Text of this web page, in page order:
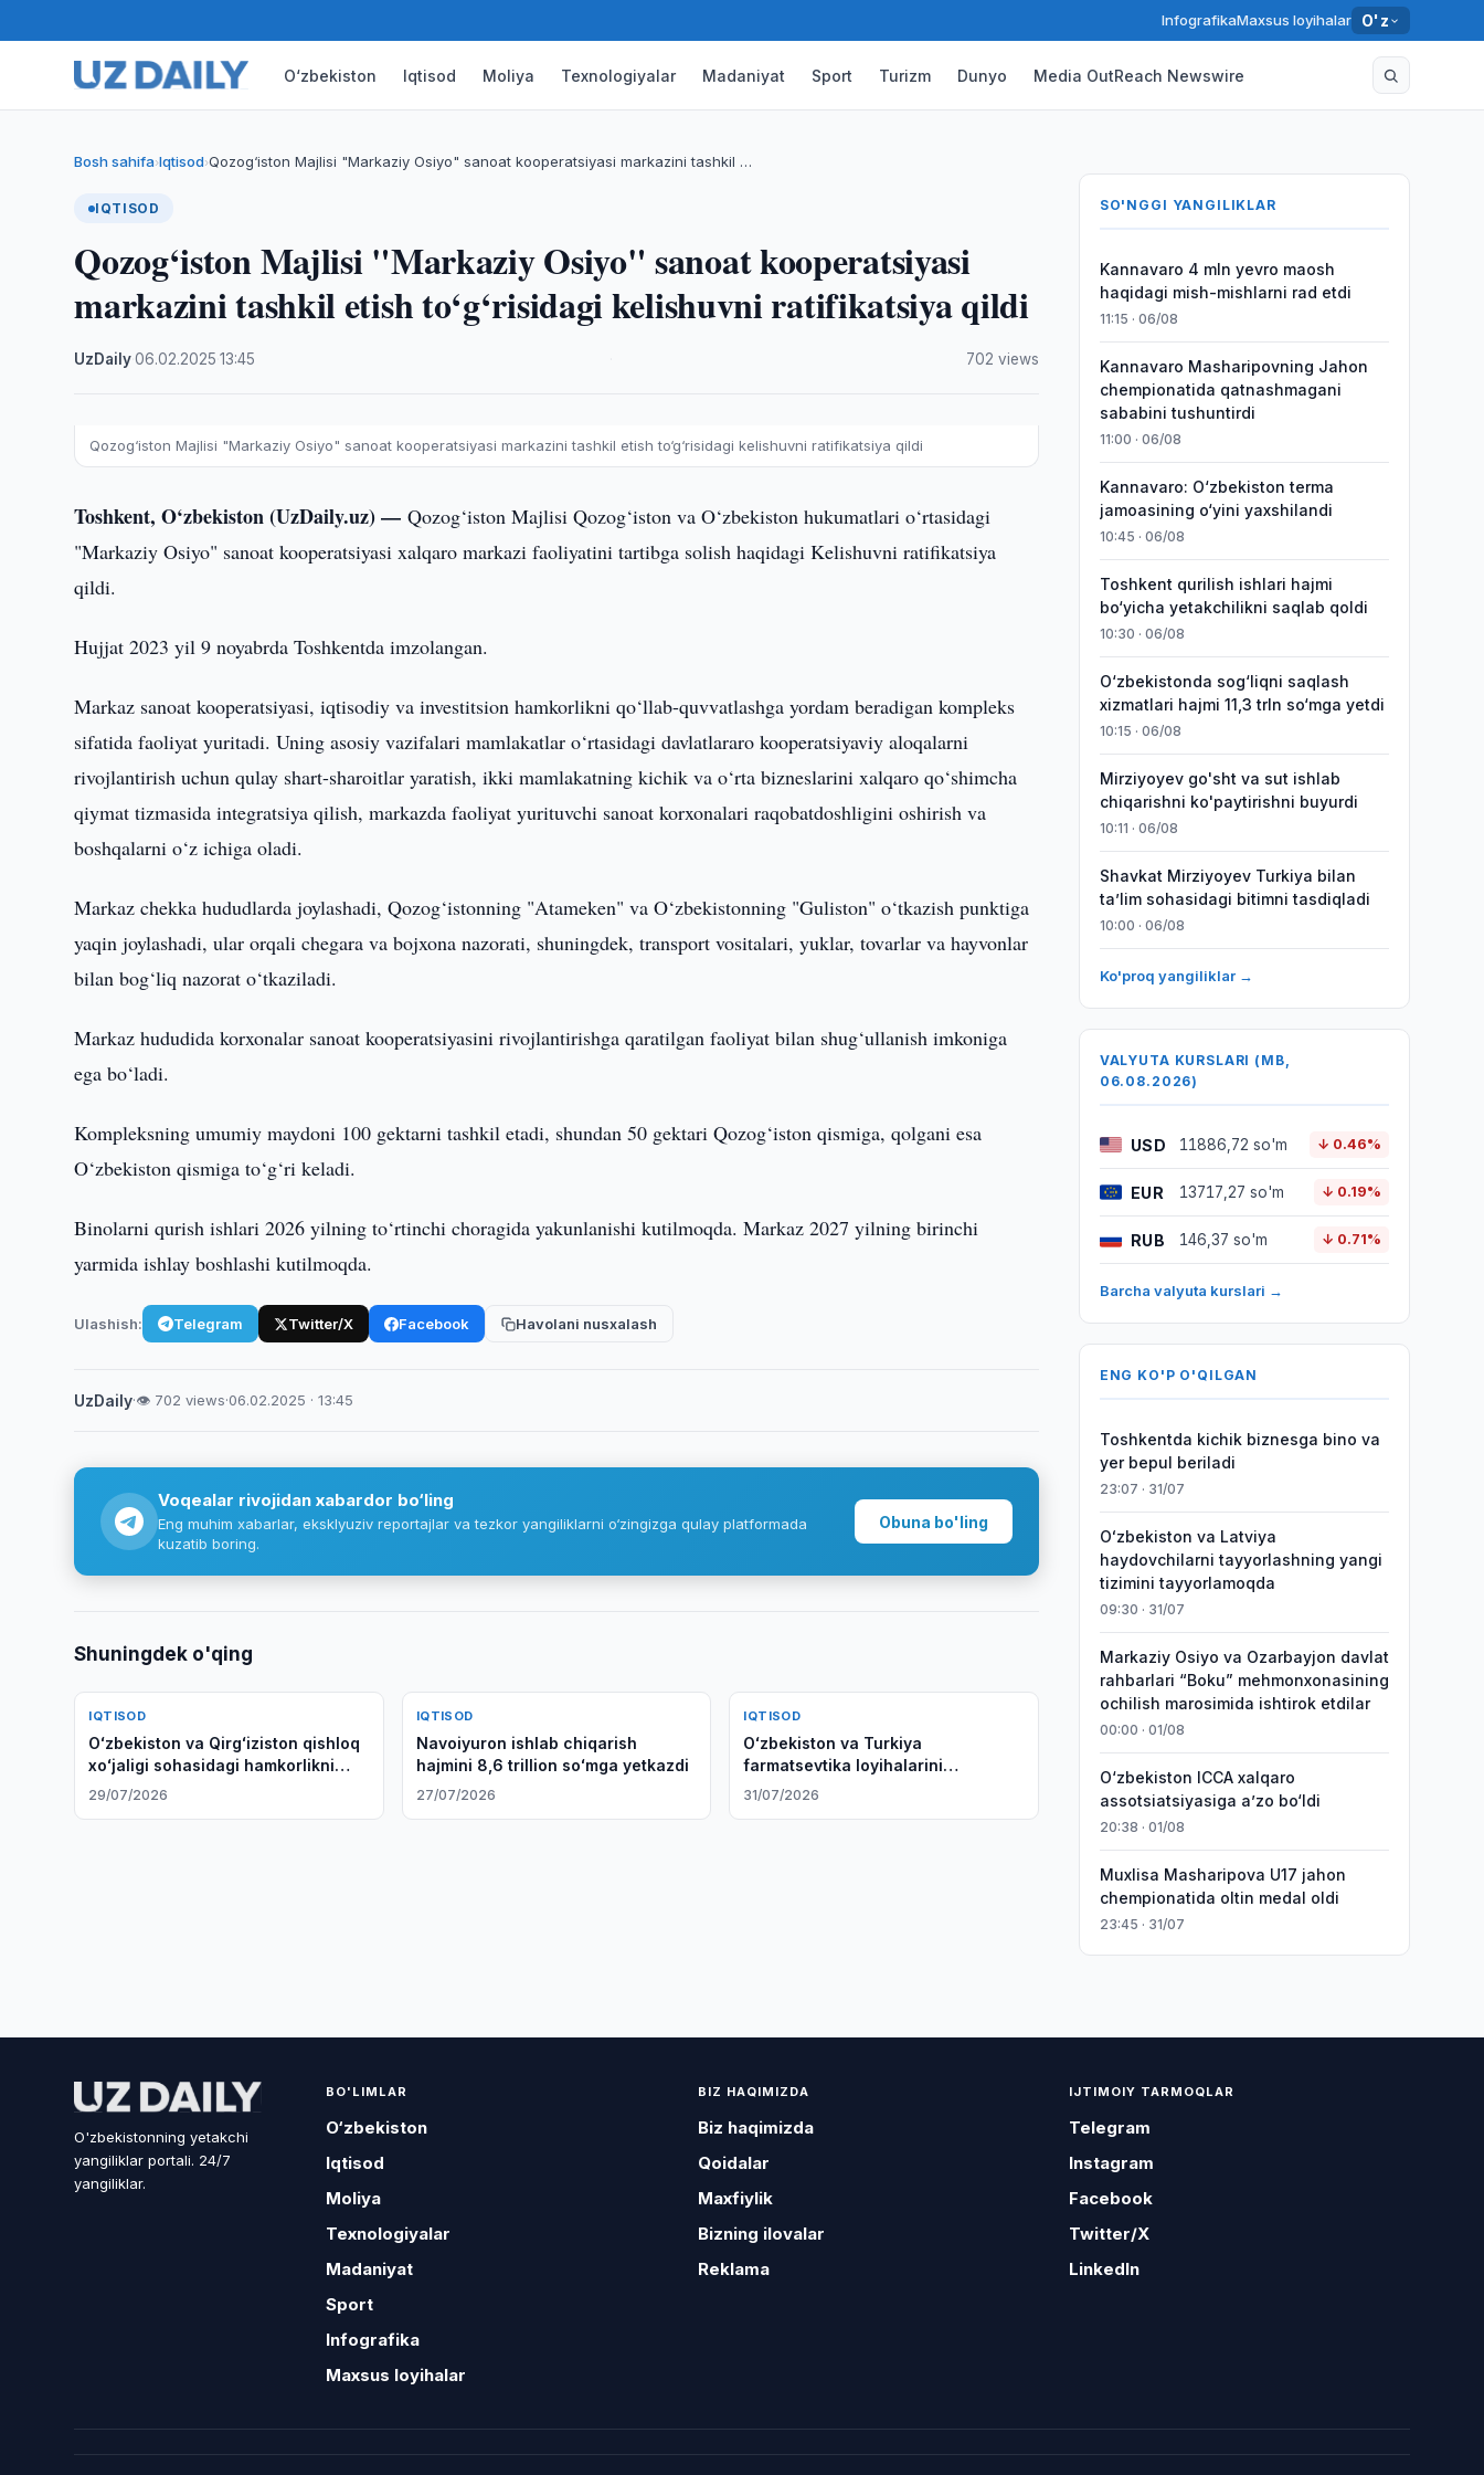
InfografikaMaxsus loyihalar O'z
O‘zbekiston Iqtisod Moliya Texnologiyalar Madaniyat Sport Turizm Dunyo Media OutReach Newswire
Bosh sahifa›Iqtisod›Qozog‘iston Majlisi "Markaziy Osiyo" sanoat kooperatsiyasi markazini tashkil …
IQTISOD
Qozog‘iston Majlisi "Markaziy Osiyo" sanoat kooperatsiyasi
markazini tashkil etish to‘g‘risidagi kelishuvni ratifikatsiya qildi
UzDaily·06.02.2025 ·13:45 702 views
Qozog‘iston Majlisi "Markaziy Osiyo" sanoat kooperatsiyasi markazini tashkil etish to‘g‘risidagi kelishuvni ratifikatsiya qildi
Toshkent, O‘zbekiston (UzDaily.uz) —Qozog‘iston Majlisi Qozog‘iston va O‘zbekiston hukumatlari o‘rtasidagi
"Markaziy Osiyo" sanoat kooperatsiyasi xalqaro markazi faoliyatini tartibga solish haqidagi Kelishuvni ratifikatsiya
qildi.
Hujjat 2023 yil 9 noyabrda Toshkentda imzolangan.
Markaz sanoat kooperatsiyasi, iqtisodiy va investitsion hamkorlikni qo‘llab-quvvatlashga yordam beradigan kompleks
sifatida faoliyat yuritadi. Uning asosiy vazifalari mamlakatlar o‘rtasidagi davlatlararo kooperatsiyaviy aloqalarni
rivojlantirish uchun qulay shart-sharoitlar yaratish, ikki mamlakatning kichik va o‘rta bizneslarini xalqaro qo‘shimcha
qiymat tizmasida integratsiya qilish, markazda faoliyat yurituvchi sanoat korxonalari raqobatdoshligini oshirish va
boshqalarni o‘z ichiga oladi.
Markaz chekka hududlarda joylashadi, Qozog‘istonning "Atameken" va O‘zbekistonning "Guliston" o‘tkazish punktiga
yaqin joylashadi, ular orqali chegara va bojxona nazorati, shuningdek, transport vositalari, yuklar, tovarlar va hayvonlar
bilan bog‘liq nazorat o‘tkaziladi.
Markaz hududida korxonalar sanoat kooperatsiyasini rivojlantirishga qaratilgan faoliyat bilan shug‘ullanish imkoniga
ega bo‘ladi.
Kompleksning umumiy maydoni 100 gektarni tashkil etadi, shundan 50 gektari Qozog‘iston qismiga, qolgani esa
O‘zbekiston qismiga to‘g‘ri keladi.
Binolarni qurish ishlari 2026 yilning to‘rtinchi choragida yakunlanishi kutilmoqda. Markaz 2027 yilning birinchi
yarmida ishlay boshlashi kutilmoqda.
Ulashish: Telegram Twitter/X Facebook Havolani nusxalash
UzDaily·👁 702 views·06.02.2025 · 13:45
Voqealar rivojidan xabardor bo‘ling
Eng muhim xabarlar, eksklyuziv reportajlar va tezkor yangiliklarni o‘zingizga qulay platformada
kuzatib boring.
Obuna bo'ling
Shuningdek o'qing
IQTISOD
Oʻzbekiston va Qirgʻiziston qishloq
xoʻjaligi sohasidagi hamkorlikni
kengaytirmoqda
29/07/2026
IQTISOD
Navoiyuron ishlab chiqarish
hajmini 8,6 trillion soʻmga yetkazdi
27/07/2026
IQTISOD
Oʻzbekiston va Turkiya
farmatsevtika loyihalarini
muhokama qilishdi
31/07/2026
SO'NGGI YANGILIKLAR
Kannavaro 4 mln yevro maosh
haqidagi mish-mishlarni rad etdi
11:15 · 06/08
Kannavaro Masharipovning Jahon
chempionatida qatnashmagani
sababini tushuntirdi
11:00 · 06/08
Kannavaro: O‘zbekiston terma
jamoasining o‘yini yaxshilandi
10:45 · 06/08
Toshkent qurilish ishlari hajmi
bo‘yicha yetakchilikni saqlab qoldi
10:30 · 06/08
O‘zbekistonda sog‘liqni saqlash
xizmatlari hajmi 11,3 trln so‘mga yetdi
10:15 · 06/08
Mirziyoyev go'sht va sut ishlab
chiqarishni ko'paytirishni buyurdi
10:11 · 06/08
Shavkat Mirziyoyev Turkiya bilan
taʼlim sohasidagi bitimni tasdiqladi
10:00 · 06/08
Ko'proq yangiliklar →
VALYUTA KURSLARI (MB,
06.08.2026)
USD 11886,72 so'm ↓ 0.46%
EUR 13717,27 so'm ↓ 0.19%
RUB 146,37 so'm ↓ 0.71%
Barcha valyuta kurslari →
ENG KO'P O'QILGAN
Toshkentda kichik biznesga bino va
yer bepul beriladi
23:07 · 31/07
Oʻzbekiston va Latviya
haydovchilarni tayyorlashning yangi
tizimini tayyorlamoqda
09:30 · 31/07
Markaziy Osiyo va Ozarbayjon davlat
rahbarlari “Boku” mehmonxonasining
ochilish marosimida ishtirok etdilar
00:00 · 01/08
O‘zbekiston ICCA xalqaro
assotsiatsiyasiga aʼzo bo‘ldi
20:38 · 01/08
Muxlisa Masharipova U17 jahon
chempionatida oltin medal oldi
23:45 · 31/07
O'zbekistonning yetakchi
yangiliklar portali. 24/7
yangiliklar.
BO'LIMLAR
O‘zbekiston
Iqtisod
Moliya
Texnologiyalar
Madaniyat
Sport
Infografika
Maxsus loyihalar
BIZ HAQIMIZDA
Biz haqimizda
Qoidalar
Maxfiylik
Bizning ilovalar
Reklama
IJTIMOIY TARMOQLAR
Telegram
Instagram
Facebook
Twitter/X
LinkedIn